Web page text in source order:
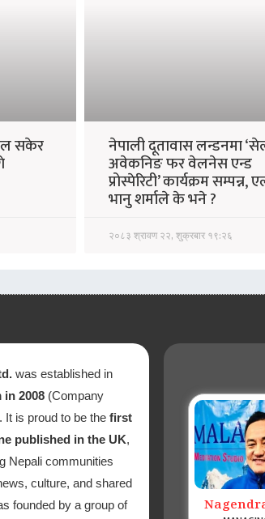
सकेर नेपाली दूतावास लन्डनमा
अवेकनिङ फर वेलनेस एन्ड
प्रोस्पेरिटी’ कार्यक्रम सम्पन्न,
भानु शर्माले के भने ?
२०८३ श्रावण २२, शुक्रबार १९:२६
was established in
in 2008 (Company
It is proud to be thefirst
published in the UK,
Nepali communities
culture, and shared
founded by a group of